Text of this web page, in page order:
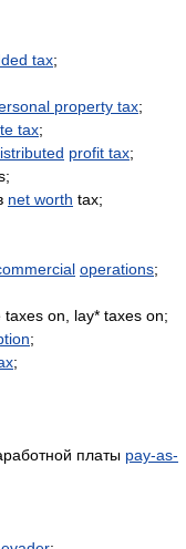
tax;
property tax;
tax;
profit tax;
net worth tax;
operations;
on, lay* taxes on;
;
;
платы pay-as-